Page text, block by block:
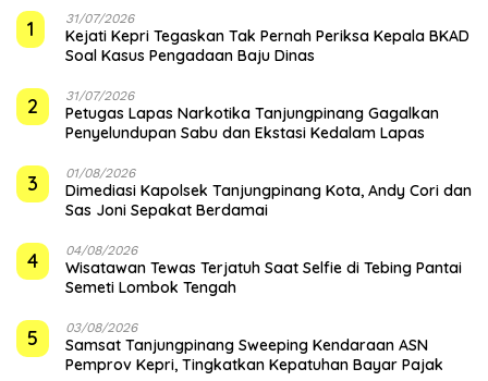
1 31/07/2026
Kejati Kepri Tegaskan Tak Pernah Periksa Kepala BKAD
Soal Kasus Pengadaan Baju Dinas
2 31/07/2026
Petugas Lapas Narkotika Tanjungpinang Gagalkan
Penyelundupan Sabu dan Ekstasi Kedalam Lapas
3 01/08/2026
Dimediasi Kapolsek Tanjungpinang Kota, Andy Cori dan
Sas Joni Sepakat Berdamai
4 04/08/2026
Wisatawan Tewas Terjatuh Saat Selfie di Tebing Pantai
Semeti Lombok Tengah
5 03/08/2026
Samsat Tanjungpinang Sweeping Kendaraan ASN
Pemprov Kepri, Tingkatkan Kepatuhan Bayar Pajak